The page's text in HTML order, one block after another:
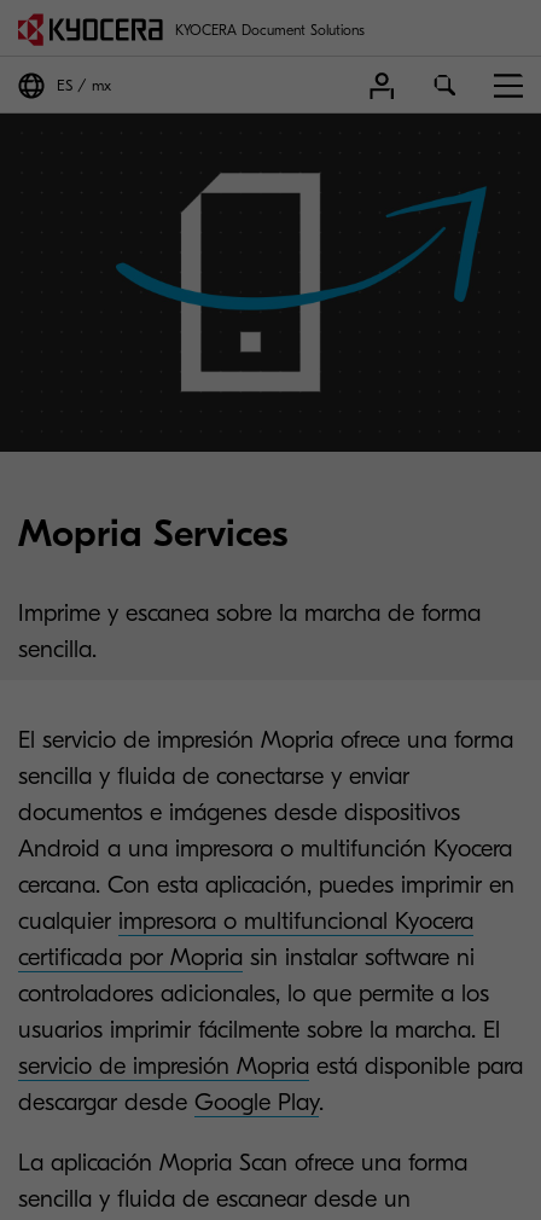
KYOCERA Document Solutions
ES mx
Mopria Services
Imprime y escanea sobre la marcha de forma
sencilla.
El servicio de impresión Mopria ofrece una forma
sencilla y fluida de conectarse y enviar
documentos e imágenes desde dispositivos
Android a una impresora o multifunción Kyocera
cercana. Con esta aplicación, puedes imprimir en
cualquier impresora o multifuncional Kyocera
certificada por Mopria sin instalar software ni
controladores adicionales, lo que permite a los
usuarios imprimir fácilmente sobre la marcha. El
servicio de impresión Mopria está disponible para
descargar desde Google Play.
La aplicación Mopria Scan ofrece una forma
sencilla y fluida de escanear desde un